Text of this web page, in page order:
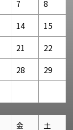
7
8
14
15
21
22
28
29
金 土